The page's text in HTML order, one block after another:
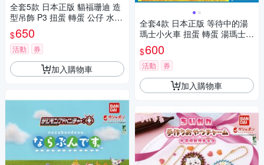
全套5款 日本正版 貓福珊迪 造
型吊飾 P3 扭蛋 轉蛋 公仔 水果
貓咪 蘋果貓 西瓜貓 檸檬貓 火
龍果貓 mofusand BANDAI 萬
代 836794
$650
活動 券
加入購物車
全套4款 日本正版 等待中的湯
瑪士小火車 扭蛋 轉蛋 湯瑪士
培西 哈洛 胖總管 BANDAI 萬代
- 245724
$600
活動 券
加入購物車